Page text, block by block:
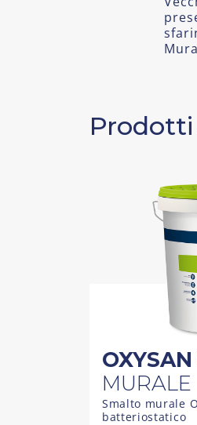
OXYSAN
MURALE
Smalto murale
batteriostatico